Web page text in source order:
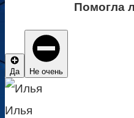
Помогла
Да Не очень
Илья